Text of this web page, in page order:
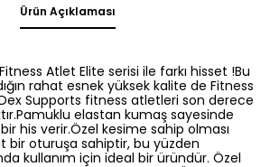
Ürün Açıklaması
Atlet Elite serisi ile farkı hisset !Bu
rahat esnek yüksek kalite de Fitness
Supports fitness atletleri son derece
elastan kumaş sayesinde
his verir.Özel kesime sahip olması
bir oturuşa sahiptir, bu yüzden
kullanım için ideal bir üründür. Özel